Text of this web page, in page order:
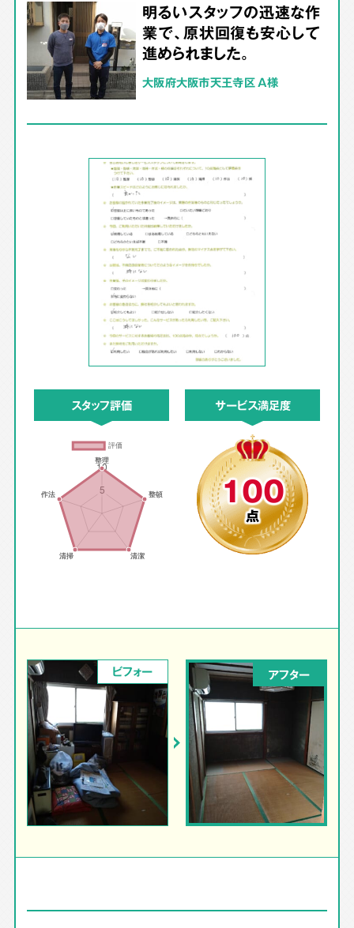
明るいスタッフの迅速な作
業で、原状回復も安心して
進められました。
大阪府大阪市天王寺区 A様
スタッフ評価 サービス満足度
100
点
ビフォー アフター